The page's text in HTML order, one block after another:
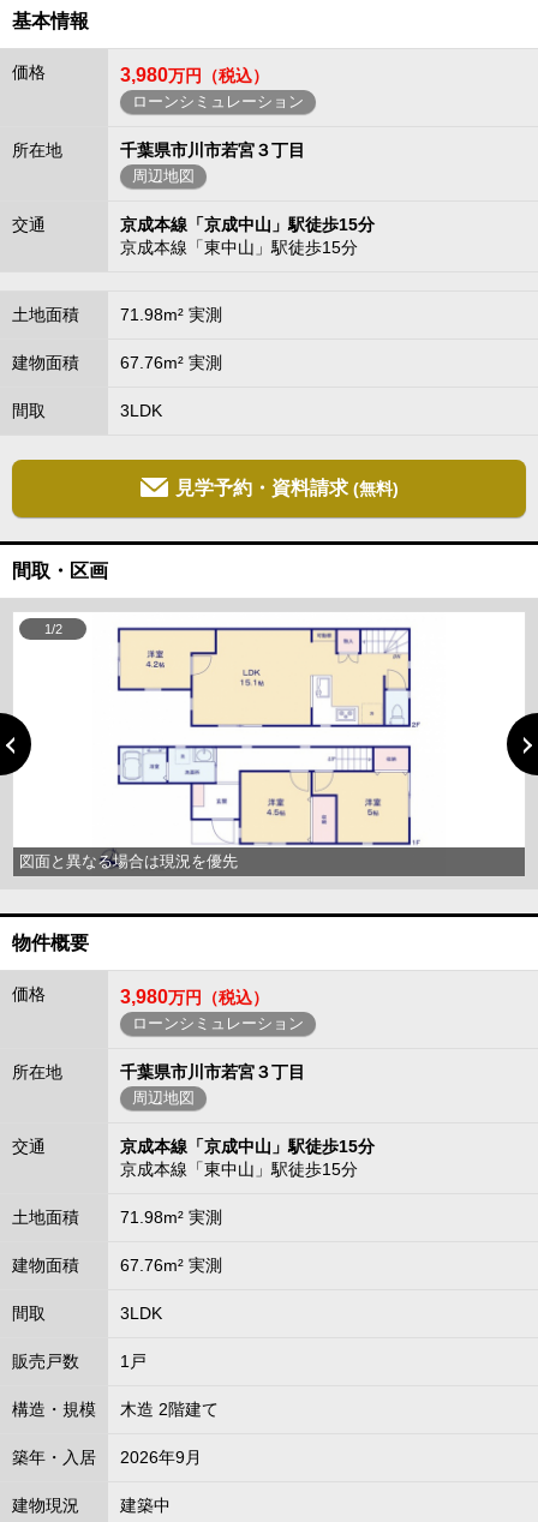
基本情報
価格 3,980万円（税込）
ローンシミュレーション
所在地 千葉県市川市若宮３丁目
周辺地図
交通
京成本線「京成中山」駅徒歩15分
京成本線「東中山」駅徒歩15分
土地面積 71.98m² 実測
建物面積 67.76m² 実測
間取 3LDK
見学予約・資料請求 (無料)
間取・区画
図面と異なる場合は現況を優先
1/2
物件概要
価格 3,980万円（税込）
ローンシミュレーション
所在地 千葉県市川市若宮３丁目
周辺地図
交通
京成本線「京成中山」駅徒歩15分
京成本線「東中山」駅徒歩15分
土地面積 71.98m² 実測
建物面積 67.76m² 実測
間取 3LDK
販売戸数 1戸
構造・規模 木造 2階建て
築年・入居 2026年9月
建物現況 建築中